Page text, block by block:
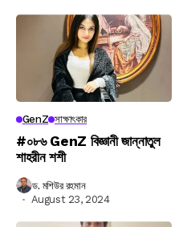
GenZ সাক্ষাৎকার
#০৮৬ GenZ বিজ্ঞানী জান্নাতুল
শাহরীন শশী
ড. মশিউর রহমান
August 23, 2024